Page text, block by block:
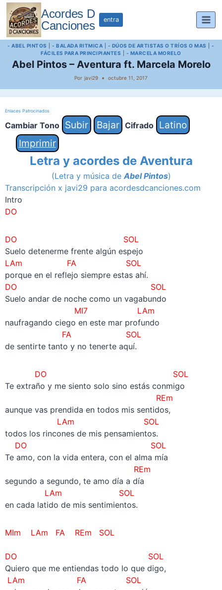
Saltar
contenido
Acordes D
Canciones
entra
- ABEL PINTOS |- BALADA RITMICA - DÚOS DE ARTISTAS O TRÍOS O MAS |-
FÁCILES PARA PRINCIPIANTES
- MARCELA MORELO
Abel Pintos – Aventura ft. Marcela Morelo
Por javi29 octubre 11, 2017
Enlaces Patrocinados
Cambiar Tono Subir Bajar Cifrado
Latino
Imprimir
Letra y acordes de Aventura
(Letra y música de Abel Pintos)
Transcripción x javi29 para acordesdcanciones.com
Intro
DO
DO SOL
Suelo detenerme frente algún espejo
LAm FA SOL
porque en el reflejo siempre estas ahí.
DO SOL
Suelo andar de noche como un vagabundo
MI7 LAm
naufragando ciego en este mar profundo
FA SOL
de sentirte tanto y no tenerte aquí.
DO SOL
Te extraño y me siento solo sino estás conmigo
REm
aunque vas prendida en todos mis sentidos,
LAm SOL
todos los rincones de mis pensamientos.
DO SOL
Te amo, con la vida entera, con el alma mía
REm
segundo a segundo, te amo día a día
LAm SOL
en cada latido de mis sentimientos.
MIm LAm FA REm SOL
DO SOL
Quiero que me entiendas todo lo que digo,
LAm FA SOL